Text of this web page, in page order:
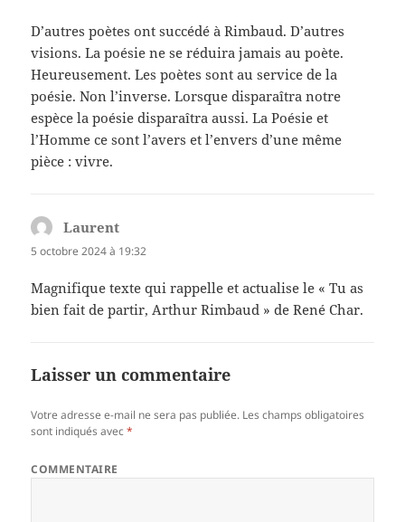
D’autres poètes ont succédé à Rimbaud. D’autres
visions. La poésie ne se réduira jamais au poète.
Heureusement. Les poètes sont au service de la
poésie. Non l’inverse. Lorsque disparaîtra notre
espèce la poésie disparaîtra aussi. La Poésie et
l’Homme ce sont l’avers et l’envers d’une même
pièce : vivre.
Laurent
5 octobre 2024 à 19:32
Magnifique texte qui rappelle et actualise le « Tu as
bien fait de partir, Arthur Rimbaud » de René Char.
Laisser un commentaire
Votre adresse e-mail ne sera pas publiée. Les champs obligatoires
sont indiqués avec*
COMMENTAIRE